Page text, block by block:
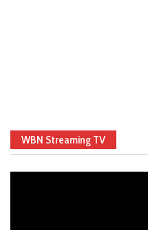
WBN Streaming TV